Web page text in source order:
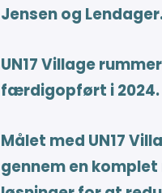
Jensen og
UN17 Village
færdigopført i 2024.
Målet med UN17
gennem en